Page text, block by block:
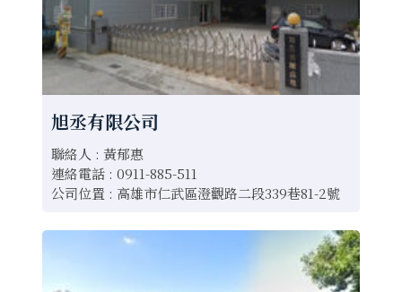
旭丞有限公司
聯絡人 : 黃郁惠
連絡電話 : 0911-885-511
公司位置 : 高雄市仁武區澄觀路二段339巷81-2號